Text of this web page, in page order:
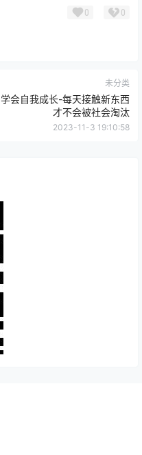
0 0
未分类
学会自我成长-每天接触新东西
才不会被社会淘汰
2023-11-3 19:10:58